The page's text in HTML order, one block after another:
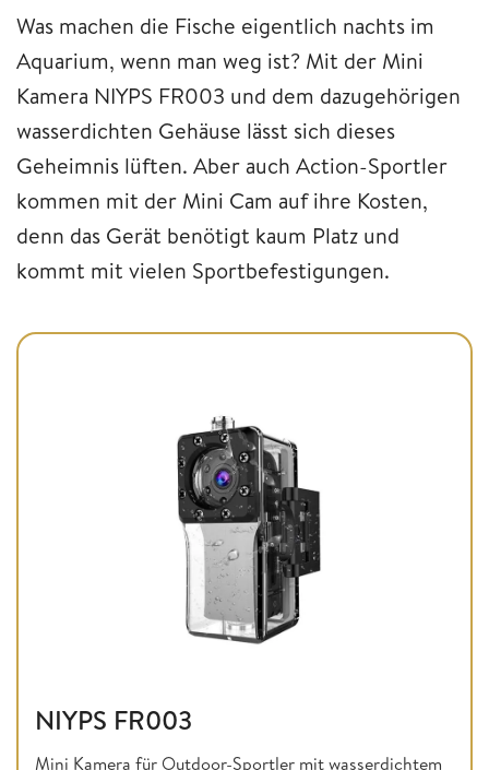
Was machen die Fische eigentlich nachts im
Aquarium, wenn man weg ist? Mit der Mini
Kamera NIYPS FR003 und dem dazugehörigen
wasserdichten Gehäuse lässt sich dieses
Geheimnis lüften. Aber auch Action-Sportler
kommen mit der Mini Cam auf ihre Kosten,
denn das Gerät benötigt kaum Platz und
kommt mit vielen Sportbefestigungen.
NIYPS FR003
Mini Kamera für Outdoor-Sportler mit wasserdichtem